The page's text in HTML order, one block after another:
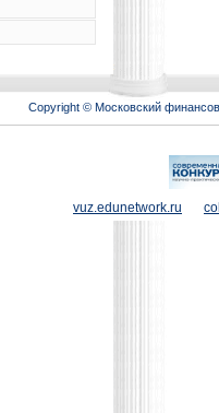
Copyright © Московский
vuz.edunetwork.ru